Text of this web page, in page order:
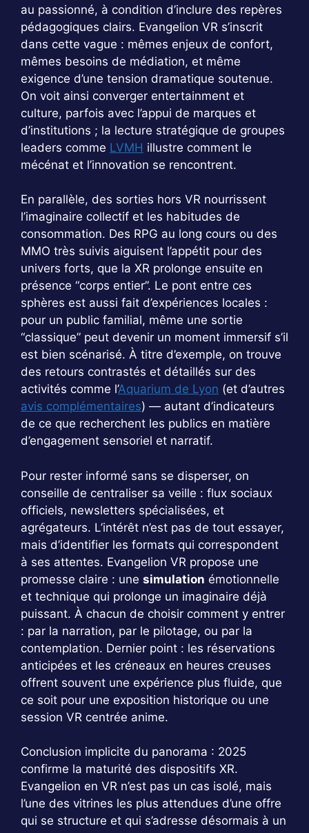
au passionné, à condition d’inclure des repères
pédagogiques clairs. Evangelion VR s’inscrit
dans cette vague : mêmes enjeux de confort,
mêmes besoins de médiation, et même
exigence d’une tension dramatique soutenue.
On voit ainsi converger entertainment et
culture, parfois avec l’appui de marques et
d’institutions ; la lecture stratégique de groupes
leaders comme LVMH illustre comment le
mécénat et l’innovation se rencontrent.
En parallèle, des sorties hors VR nourrissent
l’imaginaire collectif et les habitudes de
consommation. Des RPG au long cours ou des
MMO très suivis aiguisent l’appétit pour des
univers forts, que la XR prolonge ensuite en
présence “corps entier”. Le pont entre ces
sphères est aussi fait d’expériences locales :
pour un public familial, même une sortie
“classique” peut devenir un moment immersif s’il
est bien scénarisé. À titre d’exemple, on trouve
des retours contrastés et détaillés sur des
activités comme l’Aquarium de Lyon (et d’autres
avis complémentaires) — autant d’indicateurs
de ce que recherchent les publics en matière
d’engagement sensoriel et narratif.
Pour rester informé sans se disperser, on
conseille de centraliser sa veille : flux sociaux
officiels, newsletters spécialisées, et
agrégateurs. L’intérêt n’est pas de tout essayer,
mais d’identifier les formats qui correspondent
à ses attentes. Evangelion VR propose une
promesse claire : une simulation émotionnelle
et technique qui prolonge un imaginaire déjà
puissant. À chacun de choisir comment y entrer
: par la narration, par le pilotage, ou par la
contemplation. Dernier point : les réservations
anticipées et les créneaux en heures creuses
offrent souvent une expérience plus fluide, que
ce soit pour une exposition historique ou une
session VR centrée anime.
Conclusion implicite du panorama : 2025
confirme la maturité des dispositifs XR.
Evangelion en VR n’est pas un cas isolé, mais
l’une des vitrines les plus attendues d’une offre
qui se structure et qui s’adresse désormais à un